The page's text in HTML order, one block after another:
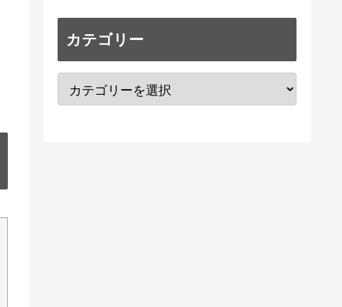
カテゴリー